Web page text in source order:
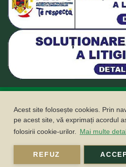
Acest site folosește cookies. Prin
pe acest site, vă exprimați acordul
folosirii cookie-urilor. Mai multe
REFUZ
Protecția datelor cu caracter
Politica cookie
Buletin informativ
Campanii
ANPC ANSPDCP
Sustenabilitate
©2026 FUCHS CONDIMENTE